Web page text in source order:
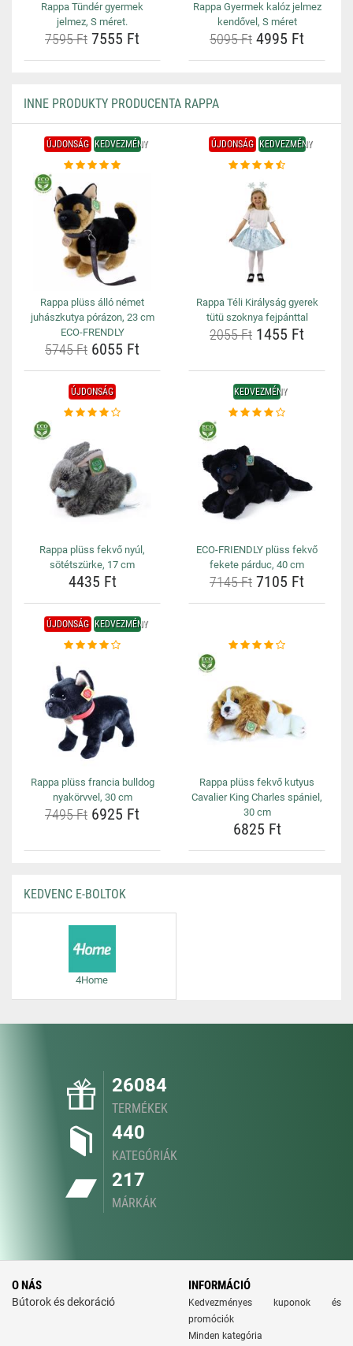
Rappa Tündér gyermek
jelmez, S méret.
7595 Ft 7555 Ft
Rappa Gyermek kalóz jelmez
kendővel, S méret
5095 Ft 4995 Ft
INNE PRODUKTY PRODUCENTA RAPPA
ÚJDONSÁG KEDVEZMÉNY
Rappa plüss álló német
juhászkutya pórázon, 23 cm
ECO-FRENDLY
5745 Ft 6055 Ft
ÚJDONSÁG KEDVEZMÉNY
Rappa Téli Királyság gyerek
tütü szoknya fejpánttal
2055 Ft 1455 Ft
ÚJDONSÁG
Rappa plüss fekvő nyúl,
sötétszürke, 17 cm
4435 Ft
KEDVEZMÉNY
ECO-FRIENDLY plüss fekvő
fekete párduc, 40 cm
7145 Ft 7105 Ft
ÚJDONSÁG KEDVEZMÉNY
Rappa plüss francia bulldog
nyakörvvel, 30 cm
7495 Ft 6925 Ft
Rappa plüss fekvő kutyus
Cavalier King Charles spániel,
30 cm
6825 Ft
KEDVENC E-BOLTOK
4Home
26084
TERMÉKEK
440
KATEGÓRIÁK
217
MÁRKÁK
O NÁS
Bútorok és dekoráció
INFORMÁCIÓ
Kedvezményes kuponok és
promóciók
Minden kategória